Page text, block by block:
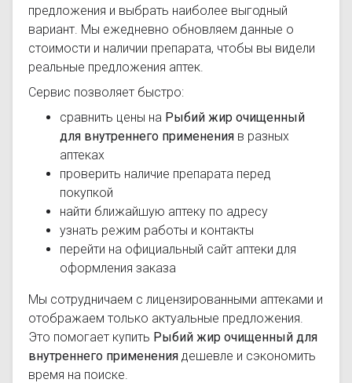
предложения и выбрать наиболее выгодный
вариант. Мы ежедневно обновляем данные о
стоимости и наличии препарата, чтобы вы видели
реальные предложения аптек.
Сервис позволяет быстро:
сравнить цены на Рыбий жир очищенный
для внутреннего применения в разных
аптеках
проверить наличие препарата перед
покупкой
найти ближайшую аптеку по адресу
узнать режим работы и контакты
перейти на официальный сайт аптеки для
оформления заказа
Мы сотрудничаем с лицензированными аптеками и
отображаем только актуальные предложения.
Это помогает купить Рыбий жир очищенный для
внутреннего применения дешевле и сэкономить
время на поиске.